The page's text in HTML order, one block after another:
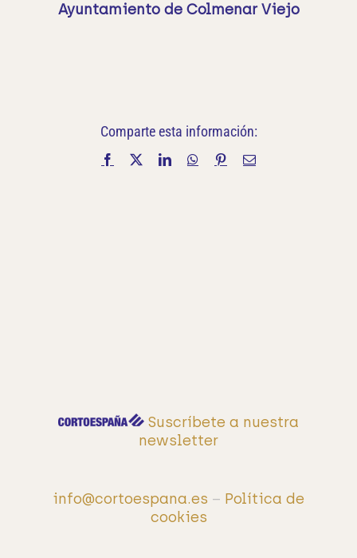
Ayuntamiento de Colmenar Viejo
Comparte esta información:
Facebook LinkedInWhatsApp
PinterestCorreo
Suscríbete a nuestra
newsletter
info@cortoespana.es – Política de
cookies